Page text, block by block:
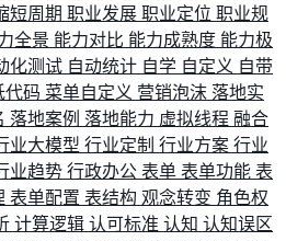
短周期 职业发展 职业定位 职业规
全景 能力对比 能力成熟度 能力极
化测试 自动统计 自学 自定义 自带
代码 菜单自定义 营销泡沫 落地实
落地案例 落地能力 虚拟线程 融合
业大模型 行业定制 行业方案 行业
业趋势 行政办公 表单 表单功能 表
表单配置 表结构 观念转变 角色权
计算逻辑 认可标准 认知 认知误区